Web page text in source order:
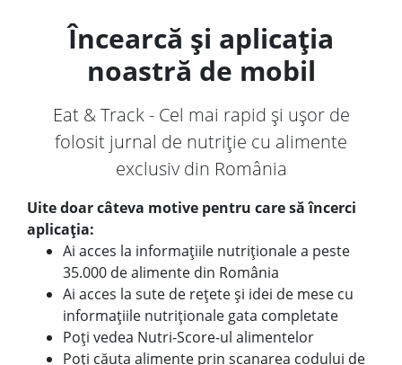
Încearcă și aplicația
noastră de mobil
Eat & Track - Cel mai rapid și ușor de
folosit jurnal de nutriție cu alimente
exclusiv din România
Uite doar câteva motive pentru care să încerci
aplicația:
Ai acces la informațiile nutriționale a peste
35.000 de alimente din România
Ai acces la sute de rețete și idei de mese cu
informațiile nutriționale gata completate
Poți vedea Nutri-Score-ul alimentelor
Poți căuta alimente prin scanarea codului de